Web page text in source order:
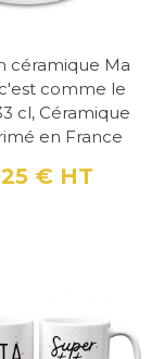
céramique Ma
comme le
cl, Céramique
en France
Prix
€ HT